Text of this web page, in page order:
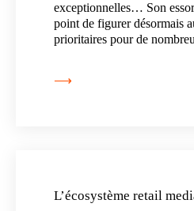
exceptionnelles… Son
point de figurer désormais
prioritaires pour de
⟶
L’écosystème retail